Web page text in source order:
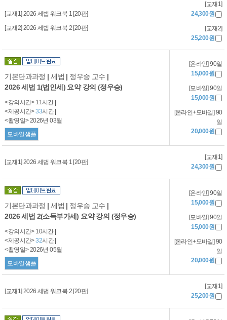
[교재1] 2026 세법 워크북 1 [20판]
[교재2] 2026 세법 워크북 2 [20판]
[교재1]
24,300원
[교재2]
25,200원
기본단과과정 | 세법 | 정우승 교수 |
2026 세법 1(법인세) 요약 강의 (정우승)
<강의시간> 11시간 |
<제공시간>33시간|
<촬영일> 2026년 03월
모바일샘플
[온라인] 90일
15,000원
[모바일] 90일
15,000원
[온라인+모바일] 90
일
20,000원
[교재1] 2026 세법 워크북 1 [20판]
[교재1]
24,300원
기본단과과정 | 세법 | 정우승 교수 |
2026 세법 2(소득부가세) 요약 강의 (정우승)
<강의시간> 10시간 |
<제공시간>32시간|
<촬영일> 2026년 05월
모바일샘플
[온라인] 90일
15,000원
[모바일] 90일
15,000원
[온라인+모바일] 90
일
20,000원
[교재1] 2026 세법 워크북 2 [20판]
[교재1]
25,200원